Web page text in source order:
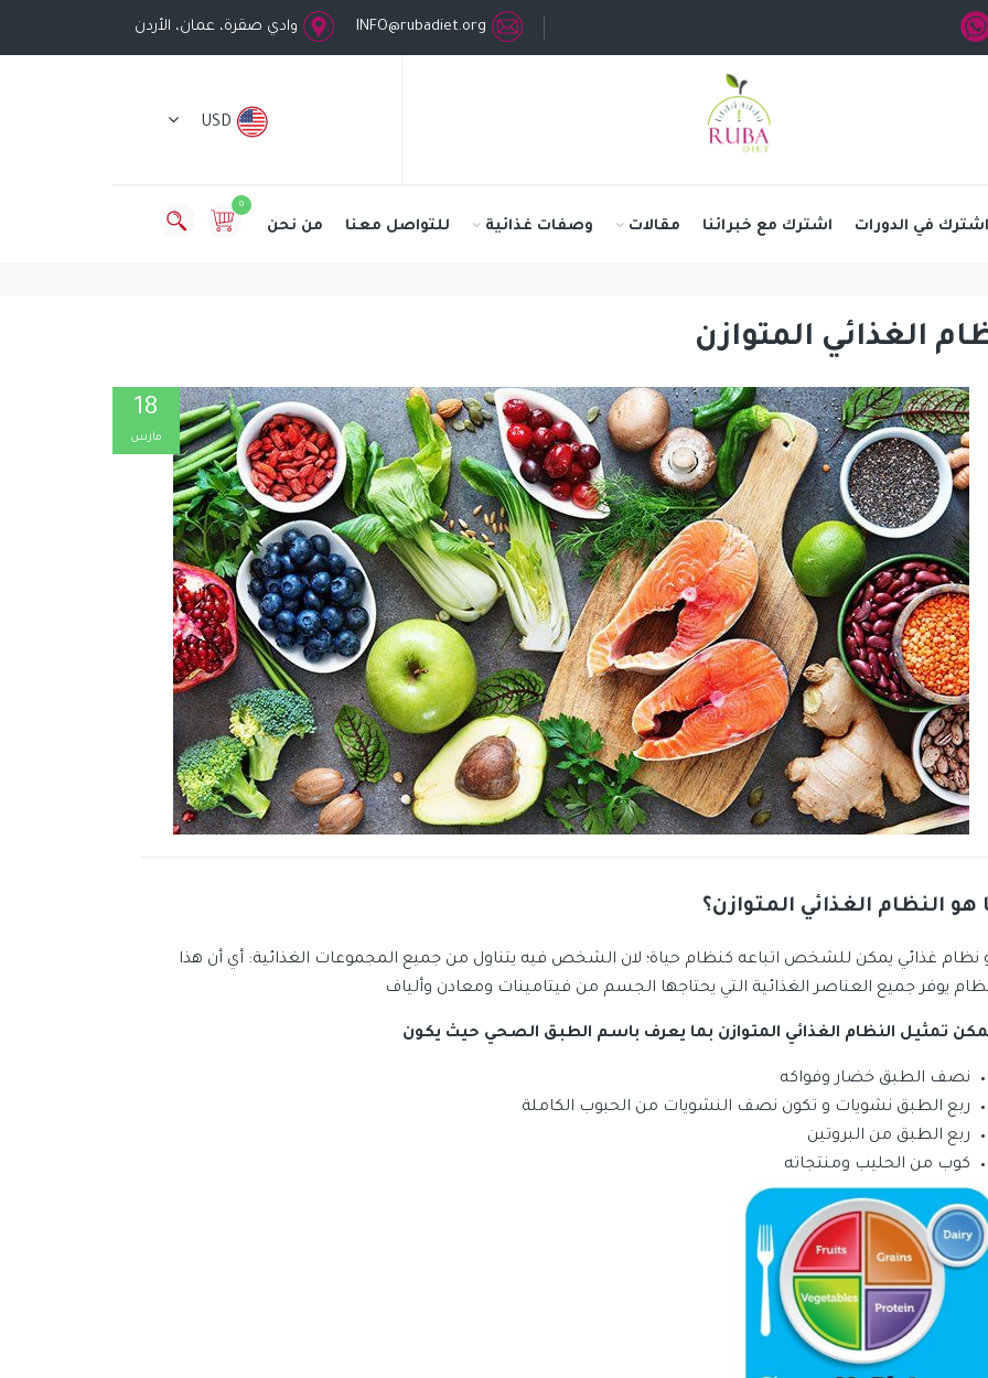
INFO@rubadiet.org وادي صقرة، عمان، الأردن
USD
0
اشترك في الدورات اشترك مع خبرائنا مقالات وصفات غذائية للتواصل معنا من نحن
الغذائي المتوازن
18
مارس
هو النظام الغذائي المتوازن؟
نظام غذائي يمكن للشخص اتباعه كنظام حياة؛ لان الشخص فيه يتناول من جميع المجموعات الغذائية: أي أن هذا
يوفر جميع العناصر الغذائية التي يحتاجها الجسم من فيتامينات ومعادن وألياف
تمثيل النظام الغذائي المتوازن بما يعرف باسم الطبق الصحي حيث يكون
نصف الطبق خضار وفواكه
ربع الطبق نشويات و تكون نصف النشويات من الحبوب الكاملة
ربع الطبق من البروتين
كوب من الحليب ومنتجاته